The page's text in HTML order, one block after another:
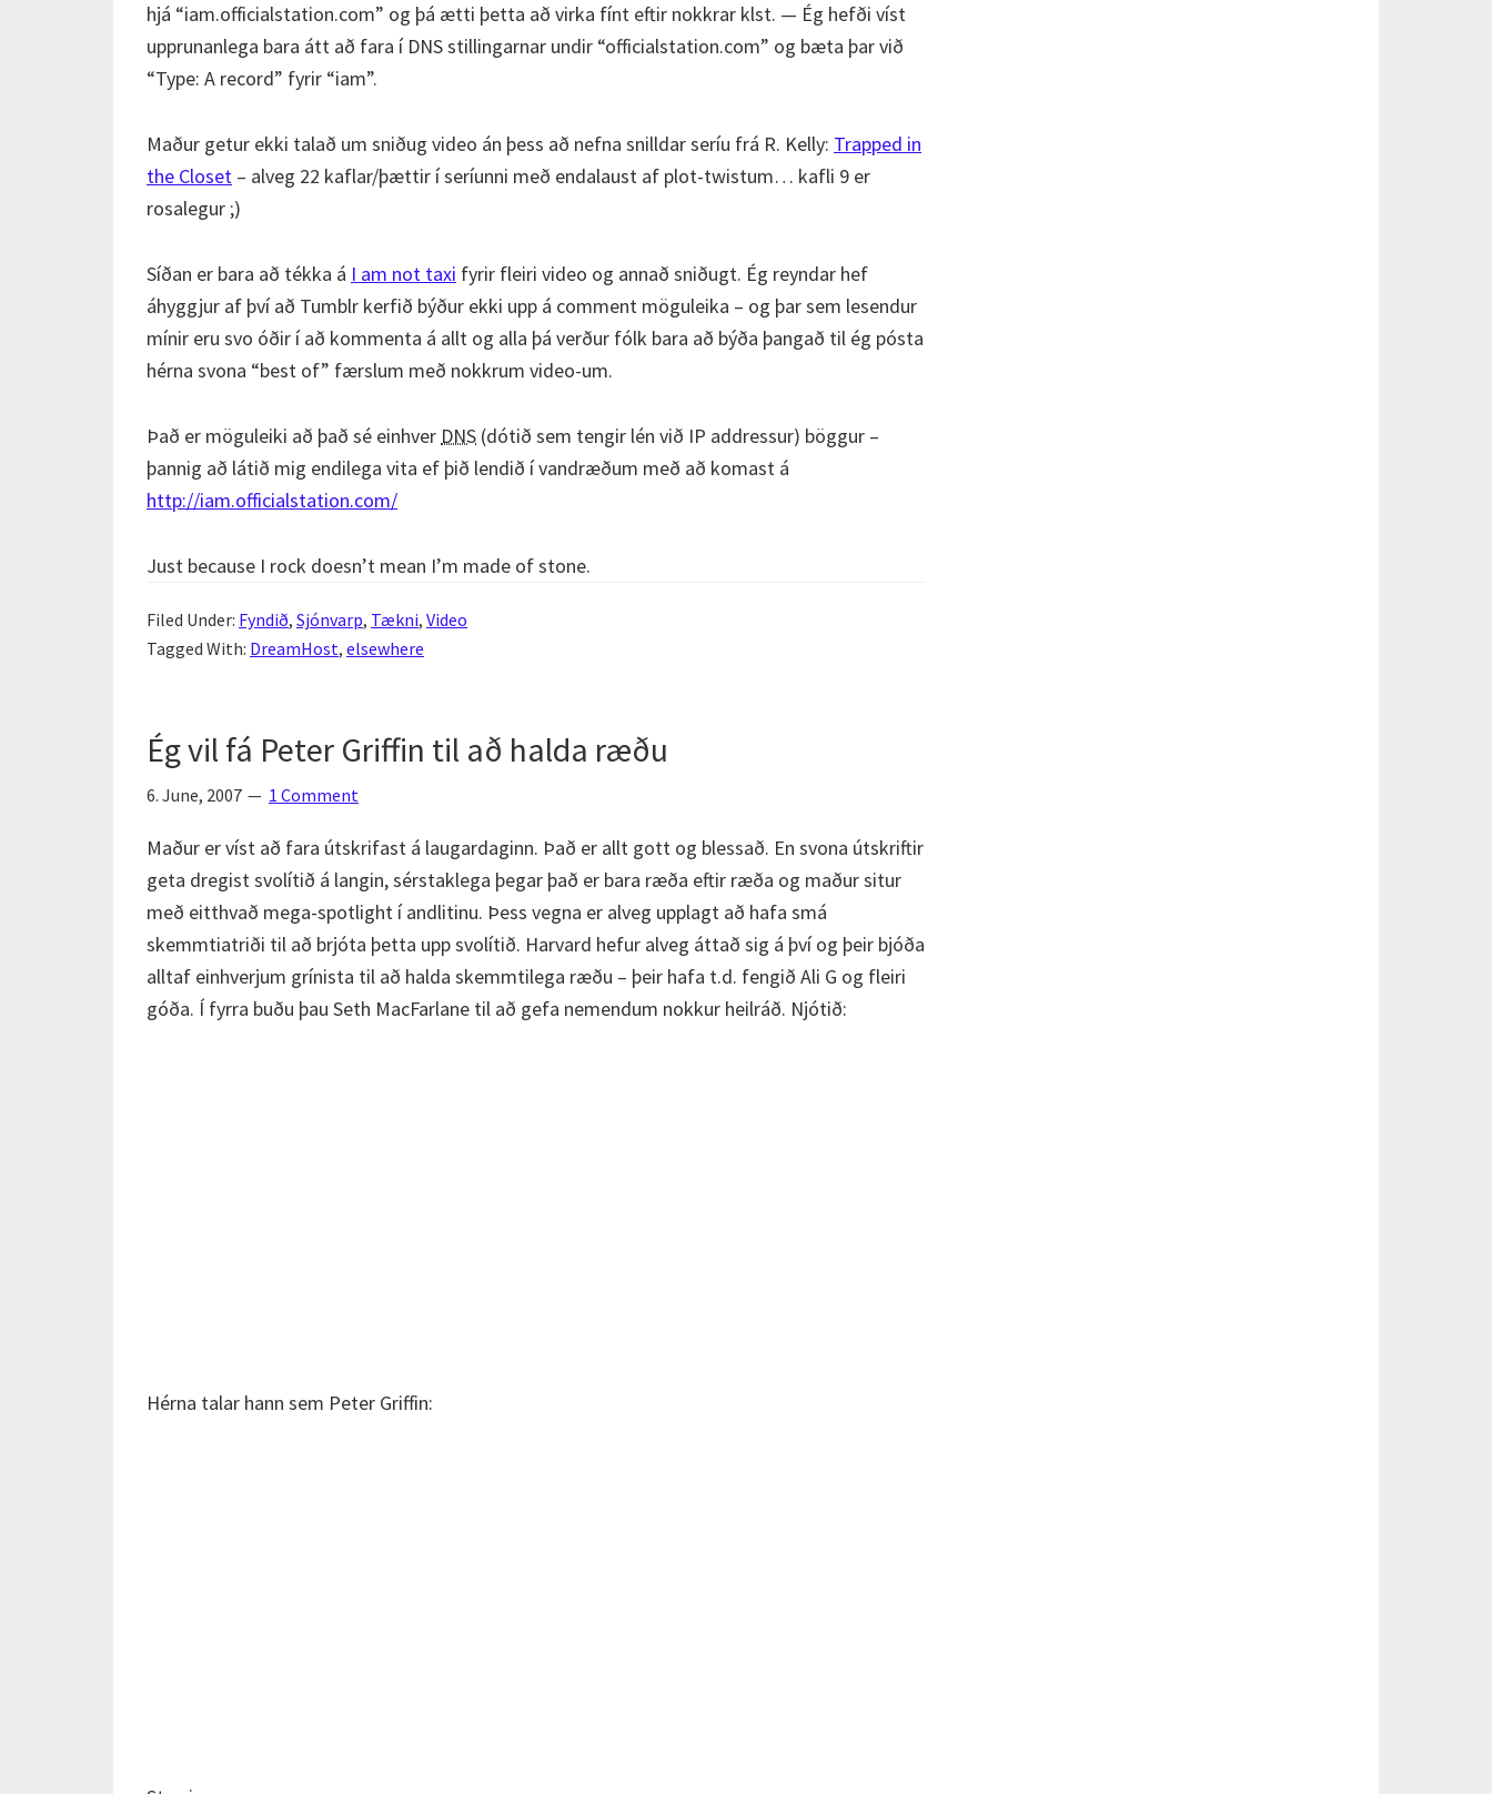
hjá “iam.officialstation.com” og þá ætti þetta að virka fínt eftir nokkrar klst. — Ég hefði víst
upprunanlega bara átt að fara í DNS stillingarnar undir “officialstation.com” og bæta þar við
“Type: A record” fyrir “iam”.
Maður getur ekki talað um sniðug video án þess að nefna snilldar seríu frá R. Kelly: Trapped in
the Closet – alveg 22 kaflar/þættir í seríunni með endalaust af plot-twistum… kafli 9 er
rosalegur ;)
Síðan er bara að tékka á I am not taxi fyrir fleiri video og annað sniðugt. Ég reyndar hef
áhyggjur af því að Tumblr kerfið býður ekki upp á comment möguleika – og þar sem lesendur
mínir eru svo óðir í að kommenta á allt og alla þá verður fólk bara að býða þangað til ég pósta
hérna svona “best of” færslum með nokkrum video-um.
Það er möguleiki að það sé einhver DNS (dótið sem tengir lén við IP addressur) böggur –
þannig að látið mig endilega vita ef þið lendið í vandræðum með að komast á
http://iam.officialstation.com/
Just because I rock doesn’t mean I’m made of stone.
Filed Under: Fyndið, Sjónvarp, Tækni, Video
Tagged With: DreamHost, elsewhere
Ég vil fá Peter Griffin til að halda ræðu
6. June, 2007 1 Comment
Maður er víst að fara útskrifast á laugardaginn. Það er allt gott og blessað. En svona útskriftir
geta dregist svolítið á langin, sérstaklega þegar það er bara ræða eftir ræða og maður situr
með eitthvað mega-spotlight í andlitinu. Þess vegna er alveg upplagt að hafa smá
skemmtiatriði til að brjóta þetta upp svolítið. Harvard hefur alveg áttað sig á því og þeir bjóða
alltaf einhverjum grínista til að halda skemmtilega ræðu – þeir hafa t.d. fengið Ali G og fleiri
góða. Í fyrra buðu þau Seth MacFarlane til að gefa nemendum nokkur heilráð. Njótið:
Hérna talar hann sem Peter Griffin: